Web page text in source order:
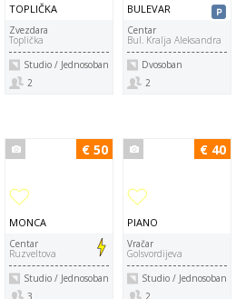
TOPLIČKA
Zvezdara
Toplička
Studio / Jednosoban
2
BULEVAR
Centar
Bul. Kralja Aleksandra
Dvosoban
2
MONCA
Centar
Ruzveltova
Studio / Jednosoban
3
€ 50
PIANO
Vračar
Golsvordijeva
Studio / Jednosoban
2
€ 40